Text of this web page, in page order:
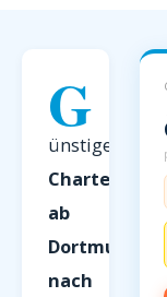
G
ünstige
Charterflüge
ab
Dortmund
nach